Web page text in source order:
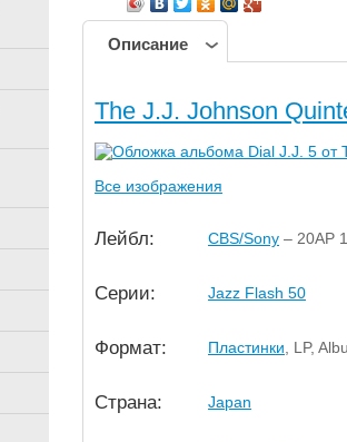
Описание
The J.J. Johnson
Все изображения
Лейбл: CBS/Sony – 20AP
Серии: Jazz Flash 50
Формат: Пластинки , LP,
Страна: Japan